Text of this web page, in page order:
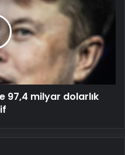
97,4 milyar dolarlık